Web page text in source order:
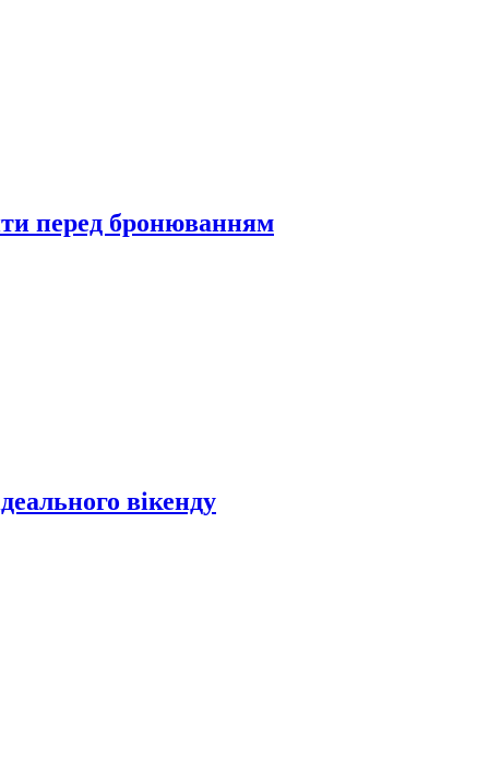
перед бронюванням
вікенду